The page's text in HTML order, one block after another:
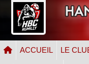
ACCUEIL LE
Panneau de gestion